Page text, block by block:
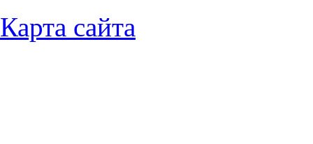
Карта сайта